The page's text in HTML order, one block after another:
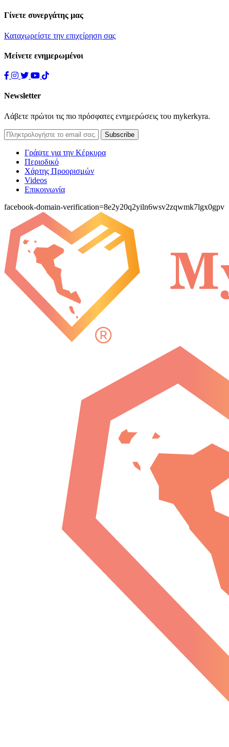
Γίνετε συνεργάτης μας
Καταχωρείστε την επιχείρηση σας
Μείνετε ενημερωμένοι
Newsletter
Λάβετε πρώτοι τις πιο πρόσφατες ενημερώσεις του mykerkyra.
Γράψτε για την Κέρκυρα
Περιοδικό
Χάρτης Προορισμών
Videos
Επικοινωνία
facebook-domain-verification=8e2y20q2yiln6wsv2zqwmk7lgx0gpv